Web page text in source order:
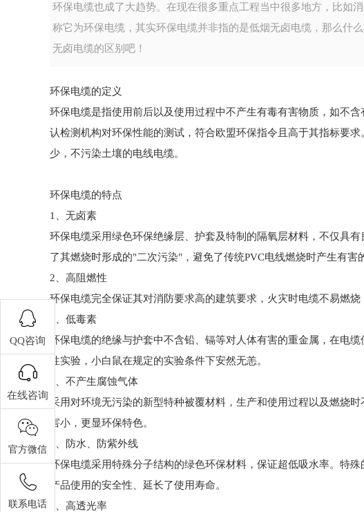
环保电缆也成了大趋势。在现在很多重点工程当中很多地方，比如
称它为环保电缆，其实环保电缆并非指的是低烟无卤电缆，那么什
无卤电缆的区别吧！
环保电缆的定义
环保电缆是指使用前后以及使用过程中不产生有毒有害物质，如不
认检测机构对环保性能的测试，符合欧盟环保指令且高于其指标要
少，不污染土壤的电线电缆。
环保电缆的特点
1、无卤素
环保电缆采用绿色环保绝缘层、护套及特制的隔氧层材料，不仅具
了其燃烧时形成的"二次污染"，避免了传统PVC电线燃烧时产生有害
2、高阻燃性
环保电缆完全保证其对消防要求高的建筑要求，火灾时电缆不易燃烧
3、低毒素
环保电缆的绝缘与护套中不含铅、镉等对人体有害的重金属，在电
性实验，小白鼠在规定的实验条件下安然无恙。
4、不产生腐蚀气体
采用对环境无污染的新型特种被覆材料，生产和使用过程以及燃烧
害小，更显环保特色。
5、防水、防紫外线
环保电缆采用特殊分子结构的绿色环保材料，保证超低吸水率。特
产品使用的安全性、延长了使用寿命。
6、高透光率
QQ咨询
在线咨询
官方微信
联系电话